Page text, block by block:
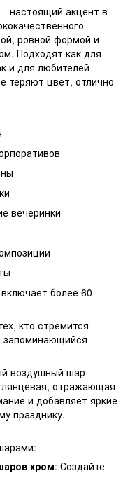
настоящий акцент в
ровной формой и
Подходят как для
и для любителей —
теряют цвет, отлично
вечеринки
более 60
кто стремится
запоминающийся
воздушный шар
отражающая
и добавляет яркие
празднику.
хром: Создайте